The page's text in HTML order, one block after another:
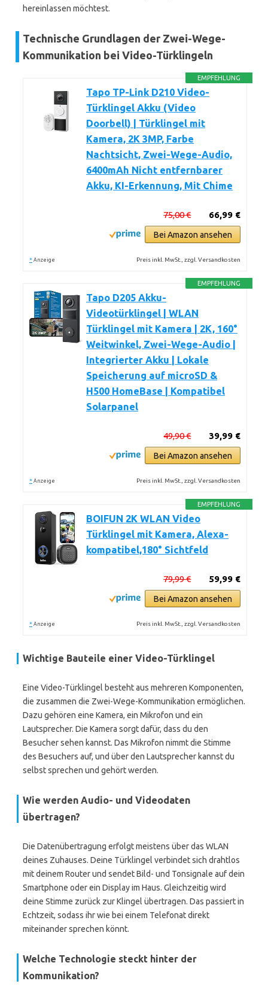
hereinlassen möchtest.
Technische Grundlagen der Zwei-Wege-
Kommunikation bei Video-Türklingeln
EMPFEHLUNG
Tapo TP-Link D210 Video-
Türklingel Akku (Video
Doorbell) | Türklingel mit
Kamera, 2K 3MP, Farbe
Nachtsicht, Zwei-Wege-Audio,
6400mAh Nicht entfernbarer
Akku, KI-Erkennung, Mit Chime
66,99 €
75,00 €
Bei Amazon ansehen
* Anzeige Preis inkl. MwSt., zzgl. Versandkosten
EMPFEHLUNG
Tapo D205 Akku-
Videotürklingel | WLAN
Türklingel mit Kamera | 2K, 160°
Weitwinkel, Zwei-Wege-Audio |
Integrierter Akku | Lokale
Speicherung auf microSD &
H500 HomeBase | Kompatibel
Solarpanel
39,99 €
49,90 €
Bei Amazon ansehen
* Anzeige Preis inkl. MwSt., zzgl. Versandkosten
EMPFEHLUNG
BOIFUN 2K WLAN Video
Türklingel mit Kamera, Alexa-
kompatibel,180° Sichtfeld
59,99 €
79,99 €
Bei Amazon ansehen
* Anzeige Preis inkl. MwSt., zzgl. Versandkosten
Wichtige Bauteile einer Video-Türklingel
Eine Video-Türklingel besteht aus mehreren Komponenten,
die zusammen die Zwei-Wege-Kommunikation ermöglichen.
Dazu gehören eine Kamera, ein Mikrofon und ein
Lautsprecher. Die Kamera sorgt dafür, dass du den
Besucher sehen kannst. Das Mikrofon nimmt die Stimme
des Besuchers auf, und über den Lautsprecher kannst du
selbst sprechen und gehört werden.
Wie werden Audio- und Videodaten
übertragen?
Die Datenübertragung erfolgt meistens über das WLAN
deines Zuhauses. Deine Türklingel verbindet sich drahtlos
mit deinem Router und sendet Bild- und Tonsignale auf dein
Smartphone oder ein Display im Haus. Gleichzeitig wird
deine Stimme zurück zur Klingel übertragen. Das passiert in
Echtzeit, sodass ihr wie bei einem Telefonat direkt
miteinander sprechen könnt.
Welche Technologie steckt hinter der
Kommunikation?